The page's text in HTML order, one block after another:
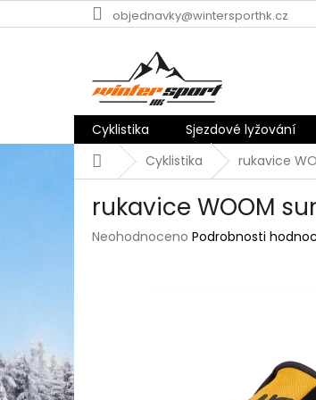
na
objednavky@wintersporthk.cz
Cyklistika Sjezdové lyžování
DomůCyklistika rukavice
rukavice WOOM
Průměrné
Neohodnoceno Podrobnosti